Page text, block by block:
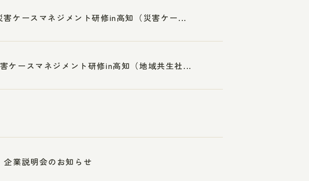
ケースマネジメント研修in高知（災害ケー...
ケースマネジメント研修in高知（地域共生社...
企業説明会のお知らせ